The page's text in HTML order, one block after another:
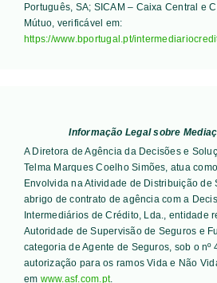
Português, SA; SICAM – Caixa Central e
Mútuo , verificável em:
https://www.bportugal.pt/
Informação Legal sobre
A Diretora de Agência da Decisões e
Telma Marques Coelho Simões, atua
Envolvida na Atividade de Distribuição de
abrigo de contrato de agência com a
Intermediários de Crédito, Lda., entidade
Autoridade de Supervisão de Seguros e
categoria de Agente de Seguros, sob o nº
autorização para os ramos Vida e Não
em www.asf.com.pt.